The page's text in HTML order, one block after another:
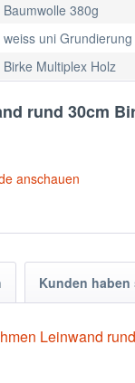
Baumwolle 380g
weiss uni Grundierung
Birke Multiplex Holz
rund 30cm
anschauen
Kunden